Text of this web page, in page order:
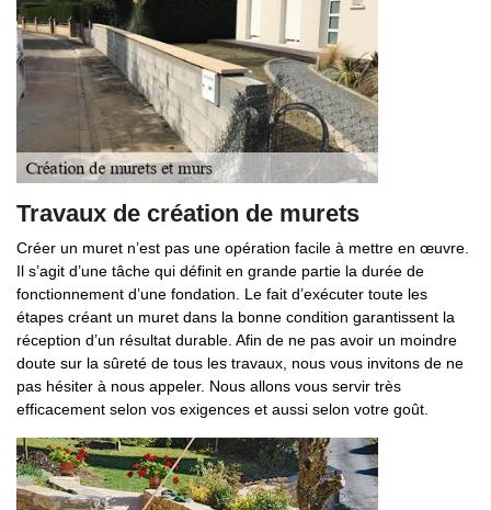
Travaux de création de murets
Créer un muret n’est pas une opération facile à mettre en œuvre.
Il s’agit d’une tâche qui définit en grande partie la durée de
fonctionnement d’une fondation. Le fait d’exécuter toute les
étapes créant un muret dans la bonne condition garantissent la
réception d’un résultat durable. Afin de ne pas avoir un moindre
doute sur la sûreté de tous les travaux, nous vous invitons de ne
pas hésiter à nous appeler. Nous allons vous servir très
efficacement selon vos exigences et aussi selon votre goût.